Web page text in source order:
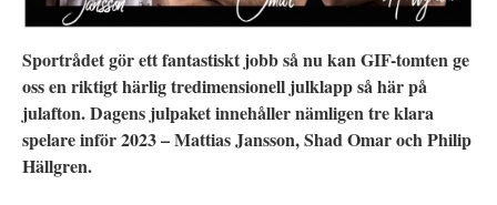
Sportrådet gör ett fantastiskt jobb så nu kan GIF-tomten ge
oss en riktigt härlig tredimensionell julklapp så här på
julafton. Dagens julpaket innehåller nämligen tre klara
spelare inför 2023 – Mattias Jansson, Shad Omar och Philip
Hällgren.